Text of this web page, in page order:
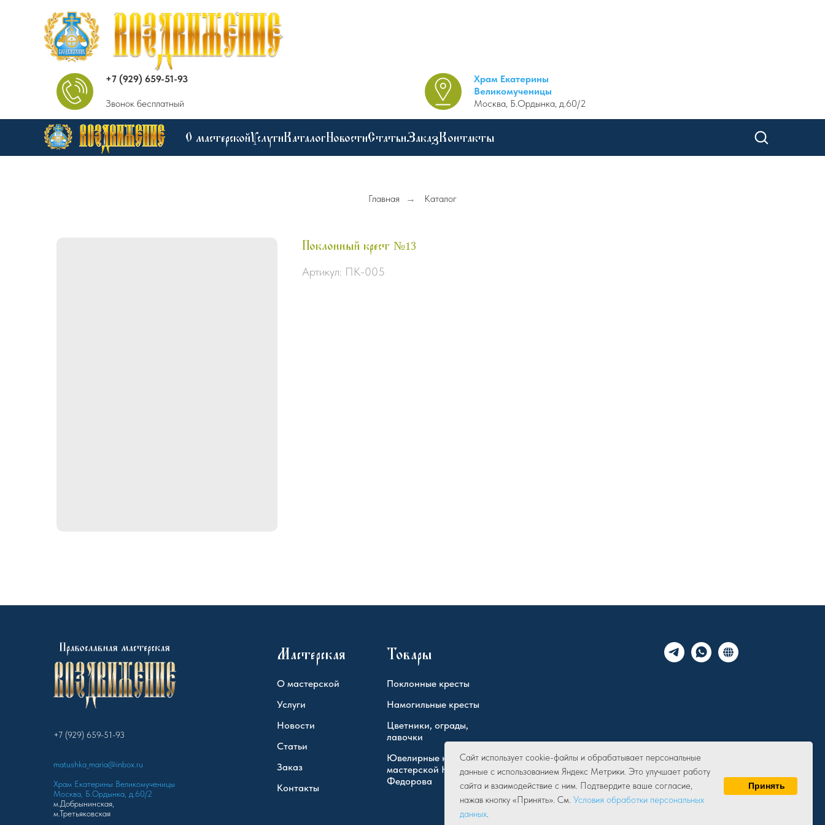
+7 (929) 659-51-93
Звонок бесплатный
Храм Екатерины
Великомученицы
Москва, Б.Ордынка, д.60/2
О мастерскойУслугиКаталогНовостиСтатьиЗаказКонтакты
Главная → Каталог
Поклонный крест №13
Артикул: ПК-005
Сайт использует cookie-файлы и обрабатывает персональные
данные с использованием Яндекс Метрики. Это улучшает работу
сайта и взаимодействие с ним. Подтвердите ваше согласие,
нажав кнопку «Принять». См. Условия обработки персональных
данных.
Принять
+7 (929) 659-51-93
matushka_maria@inbox.ru
Храм Екатерины Великомученицы
Москва, Б.Ордынка, д.60/2
м.Добрынинская,
м.Третьяковская
Мастерская
О мастерской
Услуги
Новости
Статьи
Заказ
Контакты
Товары
Поклонные кресты
Намогильные кресты
Цветники, ограды,
лавочки
Ювелирные кресты
мастерской Юрия
Федорова